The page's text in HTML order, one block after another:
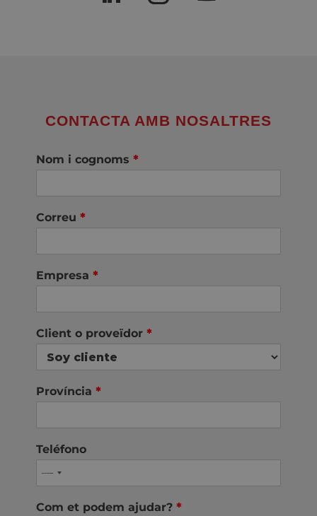
CONTACTA AMB NOSALTRES
Nom i cognoms *
Correu *
Empresa *
Client o proveïdor *
Província *
Teléfono
Com et podem ajudar? *